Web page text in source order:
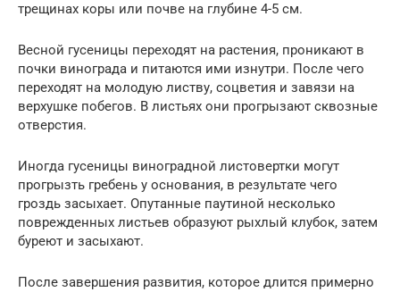
трещинах коры или почве на глубине 4-5 см.
Весной гусеницы переходят на растения, проникают в
почки винограда и питаются ими изнутри. После чего
переходят на молодую листву, соцветия и завязи на
верхушке побегов. В листьях они прогрызают сквозные
отверстия.
Иногда гусеницы виноградной листовертки могут
прогрызть гребень у основания, в результате чего
гроздь засыхает. Опутанные паутиной несколько
поврежденных листьев образуют рыхлый клубок, затем
буреют и засыхают.
После завершения развития, которое длится примерно